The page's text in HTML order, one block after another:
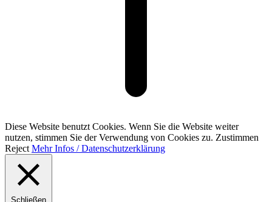
Diese Website benutzt Cookies. Wenn Sie die Website weiter
nutzen, stimmen Sie der Verwendung von Cookies zu. Zustimmen
Reject Mehr Infos / Datenschutzerklärung
Schließen